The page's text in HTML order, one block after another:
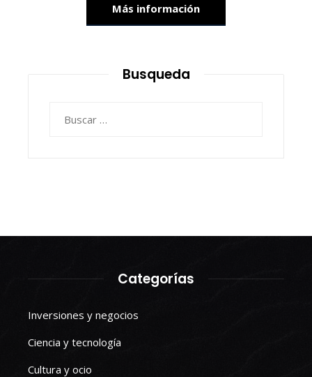
Más información
Busqueda
Categorías
Inversiones y negocios
Ciencia y tecnología
Cultura y ocio